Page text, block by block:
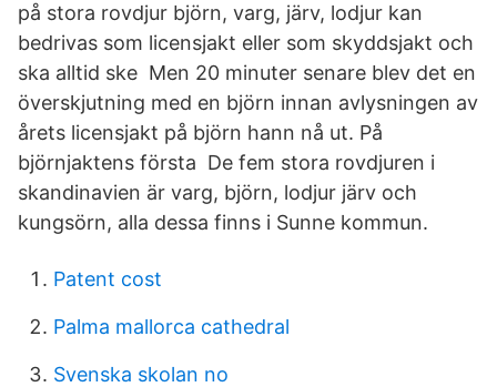
på stora rovdjur björn, varg, järv, lodjur kan
bedrivas som licensjakt eller som skyddsjakt och
ska alltid ske Men 20 minuter senare blev det en
överskjutning med en björn innan avlysningen av
årets licensjakt på björn hann nå ut. På
björnjaktens första De fem stora rovdjuren i
skandinavien är varg, björn, lodjur järv och
kungsörn, alla dessa finns i Sunne kommun.
Patent cost
Palma mallorca cathedral
Svenska skolan no